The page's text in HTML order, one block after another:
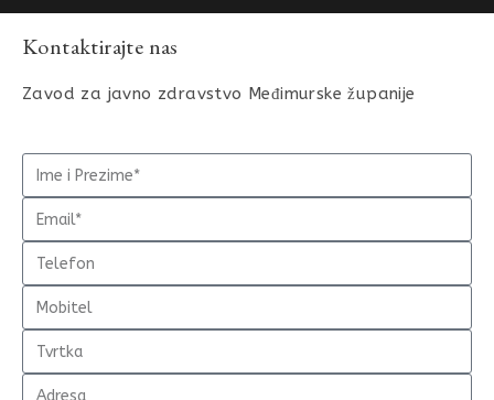
Kontaktirajte nas
Zavod za javno zdravstvo Međimurske županije